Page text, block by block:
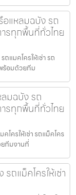
อแหลมฉบัง รถ
ารทุกพื้นที่ทั่วไทย
แมคโครให้เช่า รถ
ร้อมด้วยทีม
มฉบัง รถ
ารทุกพื้นที่ทั่วไทย
โครให้เช่า รถแม็คโคร
ยทีมงานที่
รถแม็คโครให้เช่า